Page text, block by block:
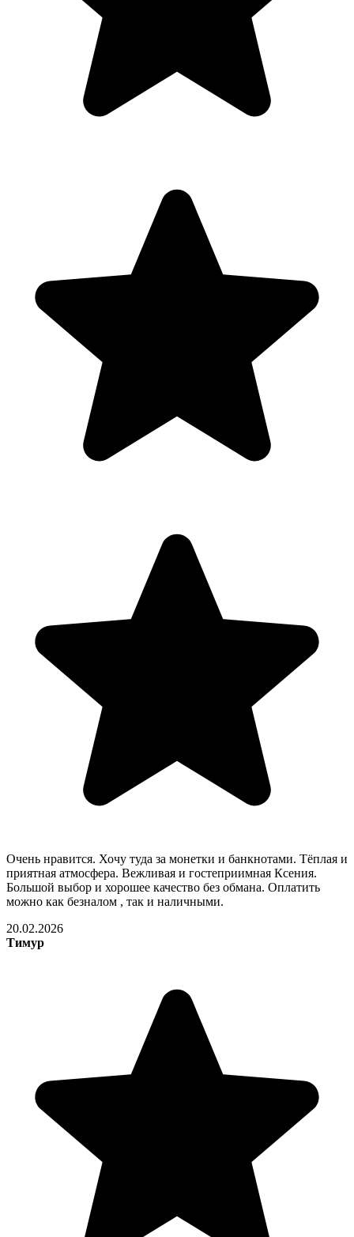
Очень нравится. Хочу туда за монетки и банкнотами. Тёплая и
приятная атмосфера. Вежливая и гостеприимная Ксения.
Большой выбор и хорошее качество без обмана. Оплатить
можно как безналом , так и наличными.
20.02.2026
Тимур